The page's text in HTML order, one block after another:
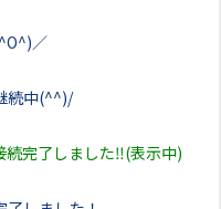
／
続中(^^)/
続完了しました‼(表示中)